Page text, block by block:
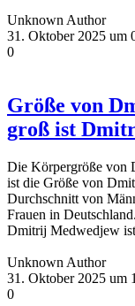
Unknown Author
31. Oktober 2025 um
0
Größe von
groß ist
Die Körpergröße von
ist die Größe von
Durchschnitt von
Frauen in
Dmitrij Medwedjew
Unknown Author
31. Oktober 2025 um
0